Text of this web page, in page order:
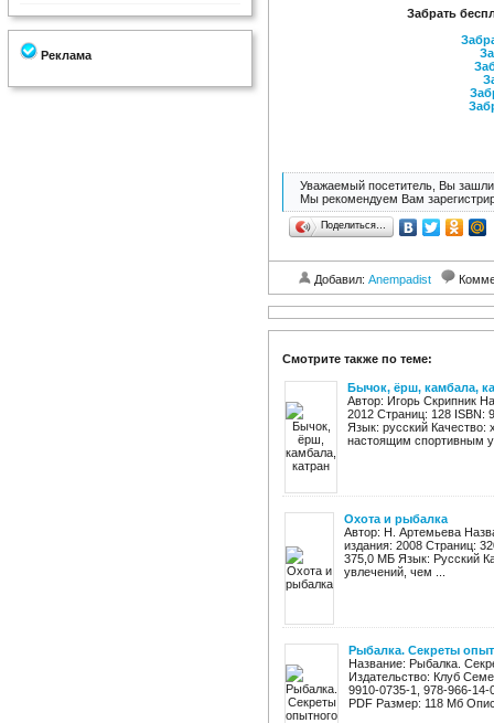
Реклама
Забрать
Уважаемый посетитель, Вы зашли
Мы рекомендуем Вам
Поделиться…
Добавил: Anempadist
Смотрите также по теме:
Бычок, ёрш, камбала,
Автор: Игорь Скрипник
2012 Страниц: 128 ISBN:
Язык: русский Качество:
настоящим спортивным
Охота и рыбалка
Автор: Н. Артемьева
издания: 2008 Страниц:
375,0 МБ Язык: Русский
увлечений, чем ...
Рыбалка. Секреты
Название: Рыбалка.
Издательство: Клуб
9910-0735-1, 978-966-
PDF Размер: 118 Мб